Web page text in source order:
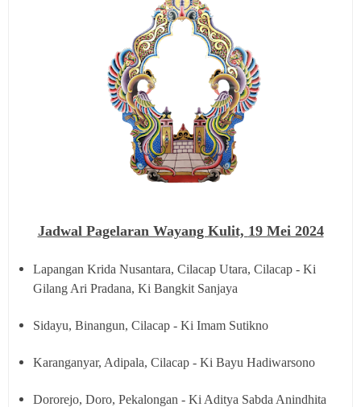
Jadwal Pagelaran Wayang Kulit, 19 Mei 2024
Lapangan Krida Nusantara, Cilacap Utara, Cilacap - Ki
Gilang Ari Pradana, Ki Bangkit Sanjaya
Sidayu, Binangun, Cilacap - Ki Imam Sutikno
Karanganyar, Adipala, Cilacap - Ki Bayu Hadiwarsono
Dororejo, Doro, Pekalongan - Ki Aditya Sabda Anindhita